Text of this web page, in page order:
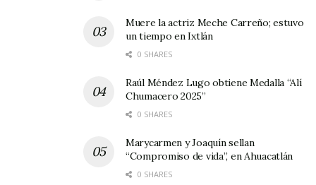
Muere la actriz Meche Carreño; estuvo
un tiempo en Ixtlán
0 SHARES
Raúl Méndez Lugo obtiene Medalla “Alí
Chumacero 2025”
0 SHARES
Marycarmen y Joaquín sellan
“Compromiso de vida”, en Ahuacatlán
0 SHARES